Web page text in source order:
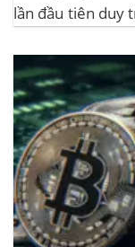
lần đầu tiên duy
mức giá cao